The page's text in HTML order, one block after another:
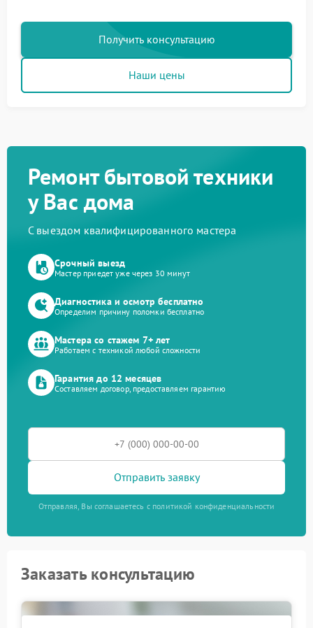
Получить консультацию
Наши цены
Ремонт бытовой техники
у Вас дома
С выездом квалифицированного мастера
Срочный выезд
Мастер приедет уже через 30 минут
Диагностика и осмотр бесплатно
Определим причину поломки бесплатно
Мастера со стажем 7+ лет
Работаем с техникой любой сложности
Гарантия до 12 месяцев
Составляем договор, предоставляем гарантию
Отправить заявку
Отправляя, Вы соглашаетесь с политикой конфиденциальности
Заказать консультацию